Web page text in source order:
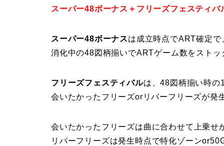
スーパー48ボーナス＋フリーズフェスティバ
スーパー48ボーナスは成立時点でART確定で
消化中の48図柄揃いでARTゲーム数をストッ
フリーズフェスティバルは、48図柄揃い時の
会いたかったフリーズorリバーフリーズが発
会いたかったフリーズは曲に合わせて上乗せ
リバーフリーズは発生時点で特化ゾーン